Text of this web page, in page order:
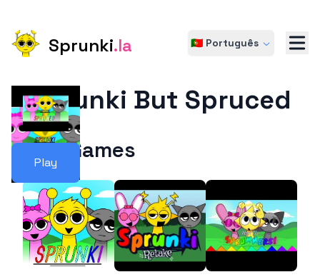
Sprunki.la 🇵🇹 Português
Play
Sprunki But Spruced
More Games